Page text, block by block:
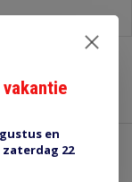
en
22